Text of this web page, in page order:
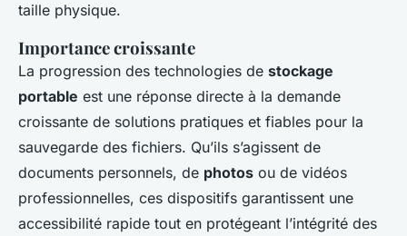
taille physique.
Importance croissante
La progression des technologies de stockage
portable est une réponse directe à la demande
croissante de solutions pratiques et fiables pour la
sauvegarde des fichiers. Qu’ils s’agissent de
documents personnels, de photos ou de vidéos
professionnelles, ces dispositifs garantissent une
accessibilité rapide tout en protégeant l’intégrité des